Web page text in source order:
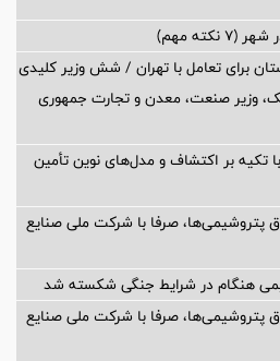
مهم)
برای تعامل با تهران / شش وزیر کلیدی
وزیر صنعت، معدن و تجارت جمهوری
بر اکتشاف و مدل‌های نوین تأمین
پتروشیمی‌ها، صرفا با شرکت ملی صنایع
هنگام در شرایط جنگی شکسته شد
پتروشیمی‌ها، صرفا با شرکت ملی صنایع